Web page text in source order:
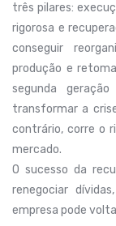
três pilares:
rigorosa e
conseguir
produção e
segunda
transformar a
contrário, corre o
mercado.
O sucesso da
renegociar
empresa pode